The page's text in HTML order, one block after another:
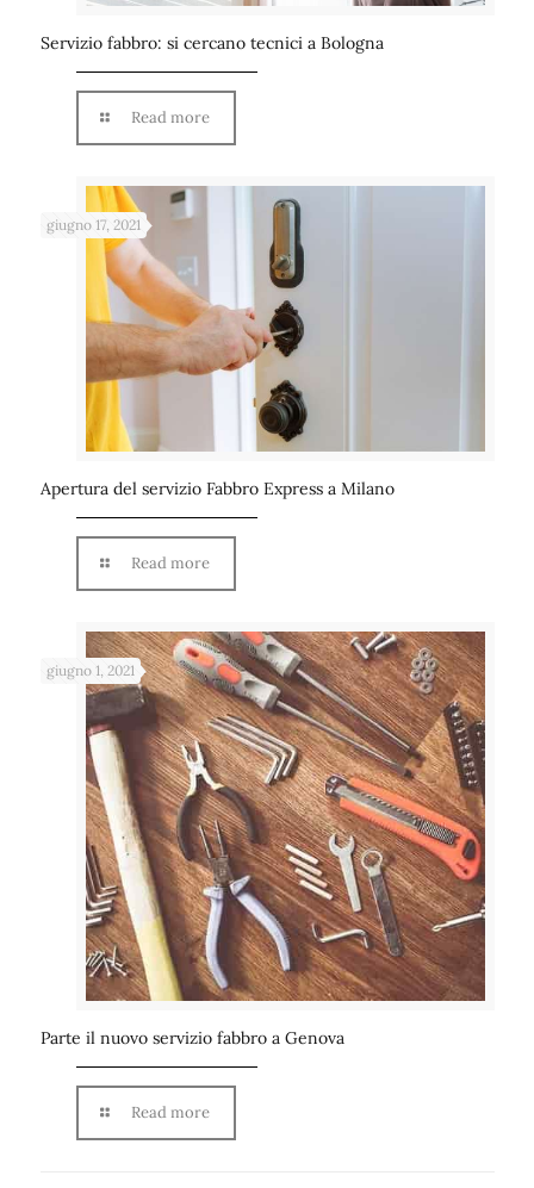
Servizio fabbro: si cercano tecnici a Bologna
Read more
giugno 17, 2021
Apertura del servizio Fabbro Express a Milano
Read more
giugno 1, 2021
Parte il nuovo servizio fabbro a Genova
Read more